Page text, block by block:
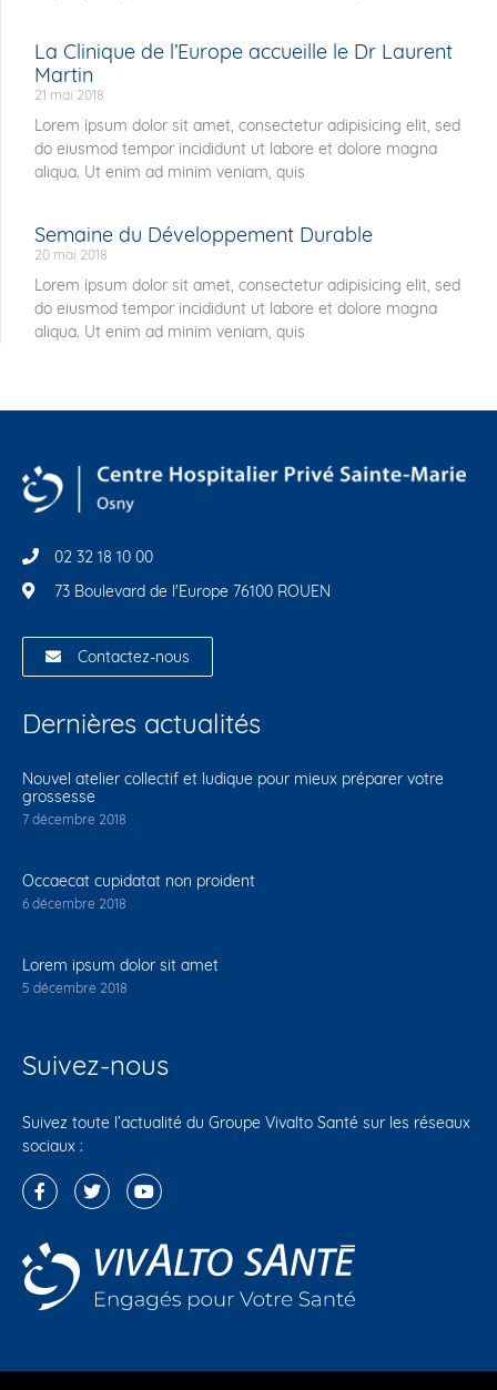
La Clinique de l’Europe accueille le Dr Laurent
Martin
21 mai 2018
Lorem ipsum dolor sit amet, consectetur adipisicing elit, sed
do eiusmod tempor incididunt ut labore et dolore magna
aliqua. Ut enim ad minim veniam, quis
Semaine du Développement Durable
20 mai 2018
Lorem ipsum dolor sit amet, consectetur adipisicing elit, sed
do eiusmod tempor incididunt ut labore et dolore magna
aliqua. Ut enim ad minim veniam, quis
02 32 18 10 00
73 Boulevard de l'Europe 76100 ROUEN
Contactez-nous
Dernières actualités
Nouvel atelier collectif et ludique pour mieux préparer votre
grossesse
7 décembre 2018
Occaecat cupidatat non proident
6 décembre 2018
Lorem ipsum dolor sit amet
5 décembre 2018
Suivez-nous
Suivez toute l’actualité du Groupe Vivalto Santé sur les réseaux
sociaux :